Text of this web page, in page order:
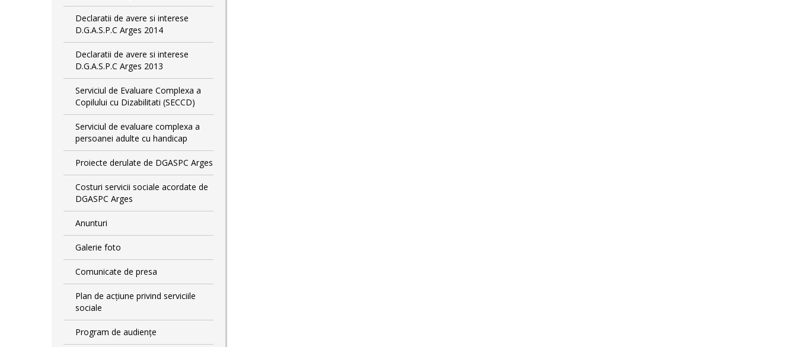
Declaratii de avere si interese
D.G.A.S.P.C Arges 2014
Declaratii de avere si interese
D.G.A.S.P.C Arges 2013
Serviciul de Evaluare Complexa a
Copilului cu Dizabilitati (SECCD)
Serviciul de evaluare complexa a
persoanei adulte cu handicap
Proiecte derulate de DGASPC Arges
Costuri servicii sociale acordate de
DGASPC Arges
Anunturi
Galerie foto
Comunicate de presa
Plan de acţiune privind serviciile
sociale
Program de audiențe